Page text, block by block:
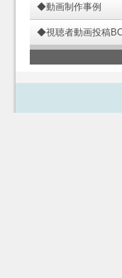
◆動画制作事例
◆視聴者動画投稿